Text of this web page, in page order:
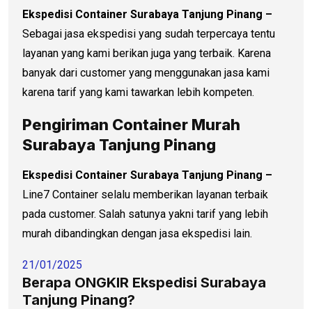
Ekspedisi Container Surabaya Tanjung Pinang –
Sebagai jasa ekspedisi yang sudah terpercaya tentu
layanan yang kami berikan juga yang terbaik. Karena
banyak dari customer yang menggunakan jasa kami
karena tarif yang kami tawarkan lebih kompeten.
Pengiriman Container Murah
Surabaya Tanjung Pinang
Ekspedisi Container Surabaya Tanjung Pinang –
Line7 Container selalu memberikan layanan terbaik
pada customer. Salah satunya yakni tarif yang lebih
murah dibandingkan dengan jasa ekspedisi lain.
21/01/2025
Berapa ONGKIR Ekspedisi Surabaya
Tanjung Pinang?